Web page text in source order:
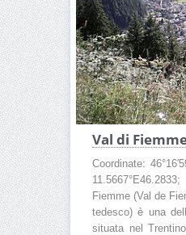
Val di
Coordinate:
Fiemme (Val de
tedesco) è una
situata nel